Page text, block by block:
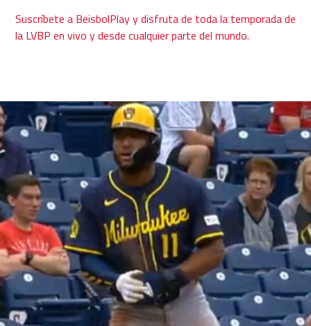
Suscríbete a BeisbolPlay y disfruta de toda la temporada de
la LVBP en vivo y desde cualquier parte del mundo.